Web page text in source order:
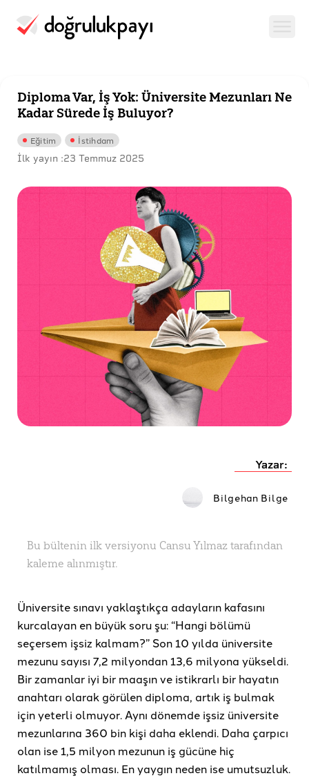
Diploma Var, İş Yok: Üniversite Mezunları Ne
Kadar Sürede İş Buluyor?
Eğitim İstihdam
İlk yayın :23 Temmuz 2025
Yazar:
Bilgehan Bilge
Bu bültenin ilk versiyonu Cansu Yılmaz tarafından
kaleme alınmıştır.
Üniversite sınavı yaklaştıkça adayların kafasını
kurcalayan en büyük soru şu: “Hangi bölümü
seçersem işsiz kalmam?” Son 10 yılda üniversite
mezunu sayısı 7,2 milyondan 13,6 milyona yükseldi.
Bir zamanlar iyi bir maaşın ve istikrarlı bir hayatın
anahtarı olarak görülen diploma, artık iş bulmak
için yeterli olmuyor. Aynı dönemde işsiz üniversite
mezunlarına 360 bin kişi daha eklendi. Daha çarpıcı
olan ise 1,5 milyon mezunun iş gücüne hiç
katılmamış olması. En yaygın neden ise umutsuzluk.